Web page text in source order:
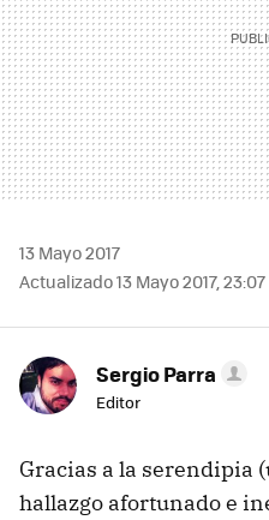
13 Mayo 2017
Actualizado 13 Mayo 2017, 23:07
Sergio Parra
Editor
Gracias a la serendipia
hallazgo afortunado e